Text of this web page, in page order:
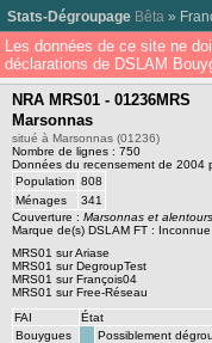
Stats-Dégroupage Bêta »
Les données de ce site ne
déclarations de DSLAM
NRA MRS01 - 01236MRS
Marsonnas
situé à Marsonnas (01236)
Nombre de lignes : 750
Données du recensement de 2004
Population 808
Ménages
341
Couverture : Marsonnas et alentours
Marque de(s) DSLAM FT : Inconnue
MRS01 sur Ariase
MRS01 sur DegroupTest
MRS01 sur François04
MRS01 sur Free-Réseau
FAI
État
Bouygues
Possiblement